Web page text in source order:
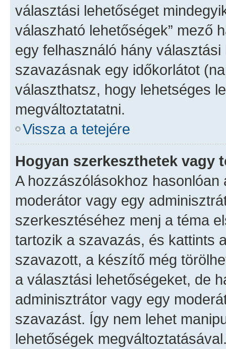
választási lehetőséget
válaszható lehetőségek” mező
egy felhasználó hány
szavazásnak egy időkorlátot
választhatsz, hogy lehetséges
megváltoztatatni.
Vissza a tetejére
Hogyan szerkeszthetek vagy
A hozzászólásokhoz
moderátor vagy egy
szerkesztéséhez menj a téma
tartozik a szavazás, és kattints
szavazott, a készítő még
a választási lehetőségeket, de
adminisztrátor vagy egy
szavazást. Így nem lehet
lehetőségek